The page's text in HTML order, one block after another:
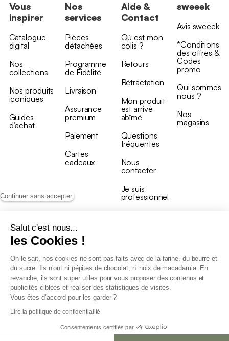
Continuer sans accepter
Salut c'est nous...
les Cookies !
On le sait, nos cookies ne sont pas faits avec de la farine, du beurre et
du sucre. Ils n’ont ni pépites de chocolat, ni noix de macadamia. En
revanche, ils sont super utiles pour vous proposer des contenus et
publicités ciblées et réaliser des statistiques de visites.
Vous êtes d’accord pour les garder ?
Lire la politique de confidentialité
Consentements certifiés par
Vous
inspirer
Catalogue
digital
Nos
collections
Nos produits
iconiques
Guides
d’achat
Nos
services
Pièces
détachées
Programme
de Fidélité
Livraison
Assurance
premium
Paiement
Cartes
cadeaux
Aide &
Contact
Où est mon
colis ?
Retours
Rétractation
Mon produit
est arrivé
abîmé
Questions
fréquentes
Nous
contacter
Je suis
professionnel
sweeek
Avis sweeek
*Conditions
des offres &
Codes
promo
Qui sommes
nous ?
Nos
magasins
Conditions générales de vente
Conditions générales du programme de fidélité
Charte de données personnelles
Conditions générales de vente Pro
Déclaration d’accessibilité